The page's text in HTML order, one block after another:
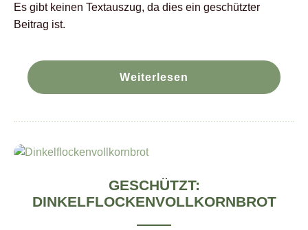
Es gibt keinen Textauszug, da dies ein geschützter
Beitrag ist.
Weiterlesen
GESCHÜTZT:
DINKELFLOCKENVOLLKORNBROT